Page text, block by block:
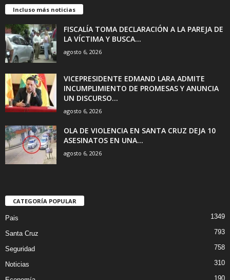
Incluso más noticias
FISCALÍA TOMA DECLARACIÓN A LA PAREJA DE
LA VÍCTIMA Y BUSCA...
agosto 6, 2026
VICEPRESIDENTE EDMAND LARA ADMITE
INCUMPLIMIENTO DE PROMESAS Y ANUNCIA
UN DISCURSO...
agosto 6, 2026
OLA DE VIOLENCIA EN SANTA CRUZ DEJA 10
ASESINATOS EN UNA...
agosto 6, 2026
CATEGORÍA POPULAR
Pais 1349
Santa Cruz 793
Seguridad 758
Noticias 310
190